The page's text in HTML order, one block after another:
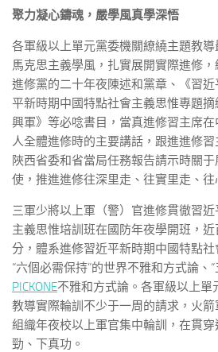
聚力凝心鑄魂，嚴學風真學深悟
各軍級以上單元黨委機關繚繞主題教
馬克思主義學風，扎實展開實際進修
進修黨的二十年夜陳述和黨章、《習
平新時期中國特點社會主義思惟專題
興軍》等必唸書目，當真進修習主席
人全體進修時的主要講話，跟進進修
陜西省委和省當局任務報告請示時關
使，推進進修往深里走、往實里走、往
三軍少將以上軍（警）官進修貫徹習
主義思惟培訓班在國防年夜學開班，
分，體系進修習近平新時期中國特點
“六個必需保持”的世界不雅和方式論、
PICKONE不雅和方式論。各軍級以上
教導實際輪訓不少于一周的請求，火
組織年夜校以上軍官集中輪訓，在貫
勁、下真功。